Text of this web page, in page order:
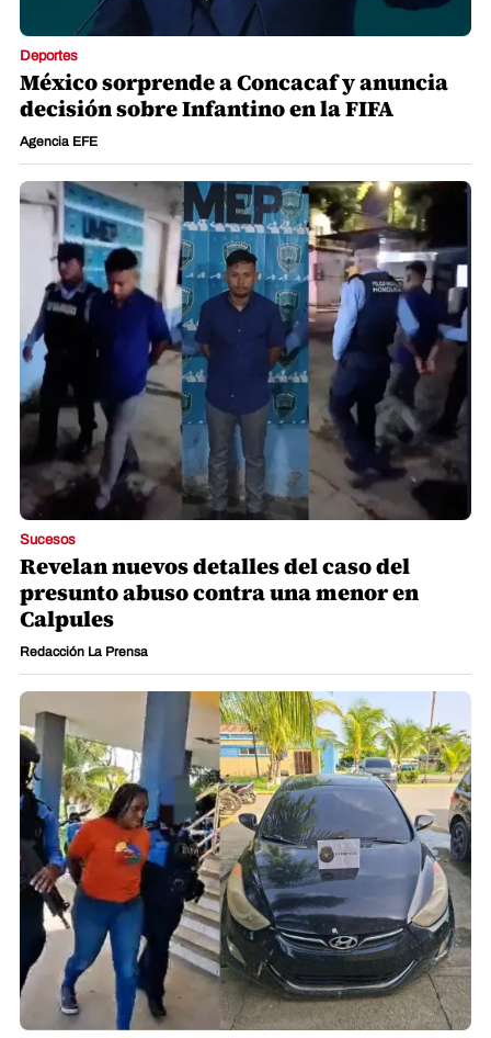
Deportes
México sorprende a Concacaf y anuncia
decisión sobre Infantino en la FIFA
Agencia EFE
Sucesos
Revelan nuevos detalles del caso del
presunto abuso contra una menor en
Calpules
Redacción La Prensa